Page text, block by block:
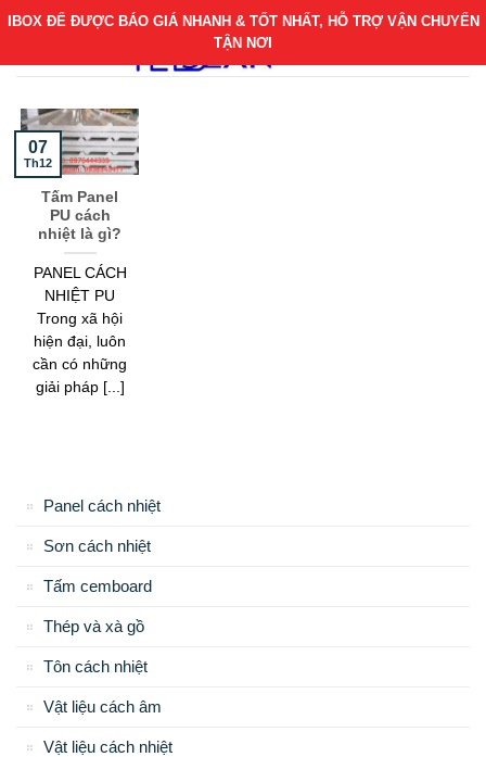
Bỏ
nội
Tấm Panel
PU cách
nhiệt là gì?
PANEL CÁCH
NHIỆT PU
Trong xã hội
hiện đại, luôn
cần có những
giải pháp [...]
07
Th12
Panel cách nhiệt
Sơn cách nhiệt
Tấm cemboard
Thép và xà gồ
Tôn cách nhiệt
Vật liệu cách âm
Vật liệu cách nhiệt
IBOX ĐỂ ĐƯỢC BÁO GIÁ NHANH & TỐT NHẤT, HỖ TRỢ VẬN CHUYỂN
TẬN NƠI